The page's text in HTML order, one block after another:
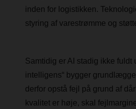
inden for logistikken.
styring af varestrømme og
Samtidig er AI stadig ikke fuldt
intelligens“ bygger
derfor opstå fejl på grund af
kvalitet er høje, skal